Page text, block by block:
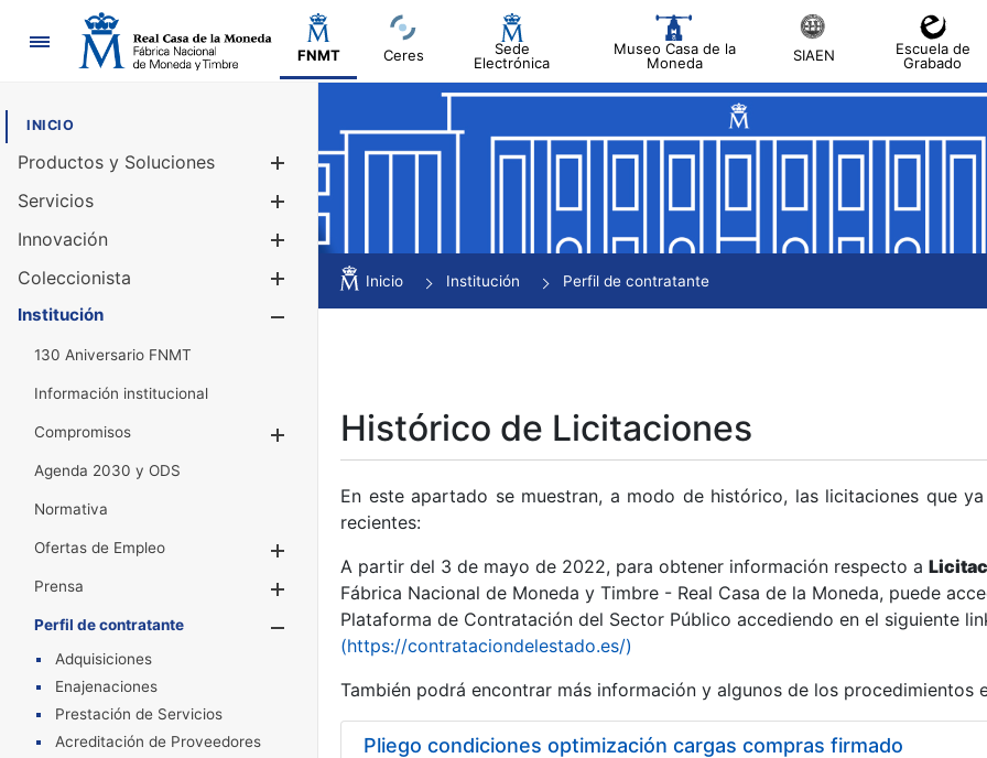
Navegación
FNMT Ceres
Sede
Electrónica
Museo Casa de la
Moneda
SIAEN
Escuela de
Grabado
INICIO
Productos y Soluciones
Mostrar/Ocultar
Servicios
Innovación
Coleccionista
Mostrar/Ocultar
Institución
130 Aniversario FNMT
Información institucional
Compromisos
Mostrar/Ocultar
Agenda 2030 y ODS
Normativa
Ofertas de Empleo
Prensa
Mostrar/Ocultar
Perfil de contratante
Mostrar/Ocultar
Adquisiciones
Enajenaciones
Prestación de Servicios
Acreditación de Proveedores
Inicio Institución Perfil de contratante
Histórico de Licitaciones
En este apartado se muestran, a modo de histórico, las licitaciones que
recientes:
A partir del 3 de mayo de 2022, para obtener información respecto a
Fábrica Nacional de Moneda y Timbre - Real Casa de la Moneda, puede
Plataforma de Contratación del Sector Público accediendo en el siguiente
(https://contrataciondelestado.es/)
También podrá encontrar más información y algunos de los procedimientos
Pliego condiciones optimización cargas compras firmado